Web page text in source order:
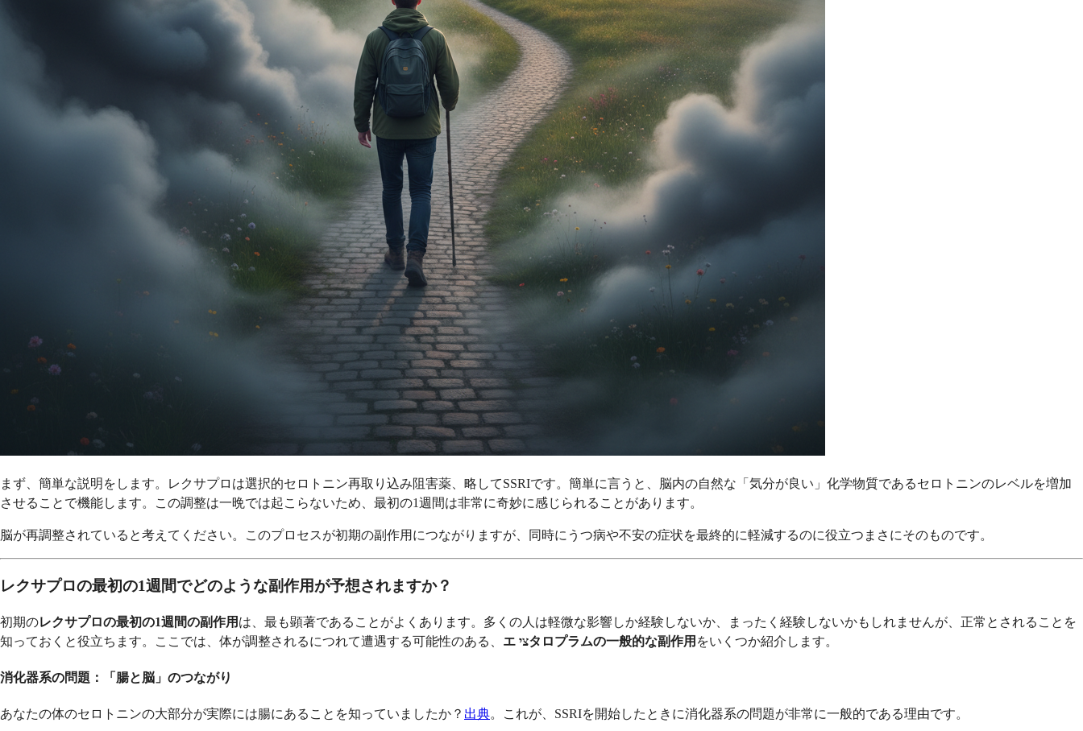
まず、簡単な説明をします。レクサプロは選択的セロトニン再取り込み阻害薬、略してSSRIです。簡単に言うと、脳内の自然な「気分が良い」化学物質であるセロトニンのレベルを増加
させることで機能します。この調整は一晩では起こらないため、最初の1週間は非常に奇妙に感じられることがあります。
脳が再調整されていると考えてください。このプロセスが初期の副作用につながりますが、同時にうつ病や不安の症状を最終的に軽減するのに役立つまさにそのものです。
レクサプロの最初の1週間でどのような副作用が予想されますか？
初期のレクサプロの最初の1週間の副作用 は、最も顕著であることがよくあります。多くの人は軽微な影響しか経験しないか、まったく経験しないかもしれませんが、正常とされることを
知っておくと役立ちます。ここでは、体が調整されるにつれて遭遇する可能性のある、
エ ציタロプラムの一般的な副作用 をいくつか紹介します。
消化器系の問題：「腸と脳」のつながり
あなたの体のセロトニンの大部分が実際には腸にあることを知っていましたか？ 出典。これが、SSRIを開始したときに消化器系の問題が非常に一般的である理由です。